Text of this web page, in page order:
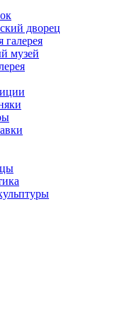
дворец
галерея
музей